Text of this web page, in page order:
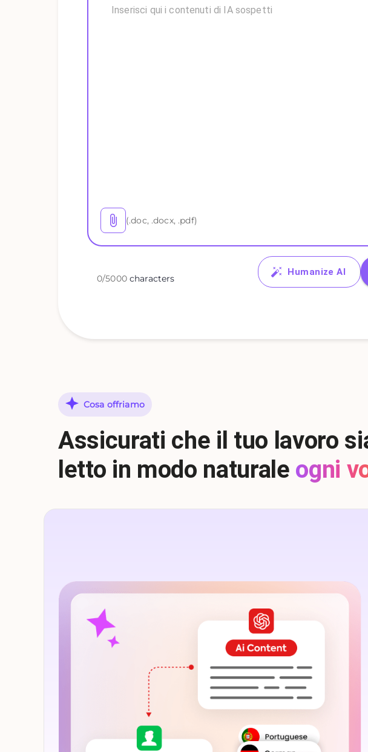
(.doc, .docx, .pdf)
0/5000 characters
Humanize AI
Cosa offriamo
Assicurati che il tuo lavoro
letto in modo naturale ogni